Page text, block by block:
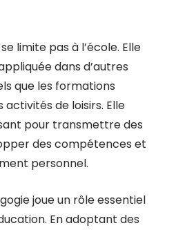
limite pas à l’école. Elle
dans d’autres
que les formations
de loisirs. Elle
pour transmettre des
des compétences et
personnel.
joue un rôle essentiel
En adoptant des